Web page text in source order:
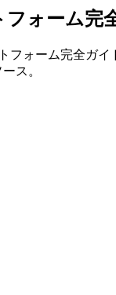
ォーム完
フォーム完全ガ
ス。